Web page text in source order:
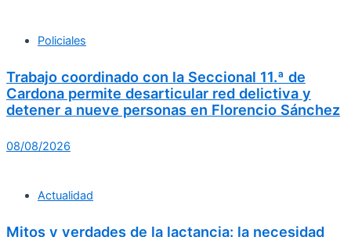
Policiales
Trabajo coordinado con la Seccional 11.ª de
Cardona permite desarticular red delictiva y
detener a nueve personas en Florencio Sánchez
08/08/2026
Actualidad
Mitos y verdades de la lactancia: la necesidad